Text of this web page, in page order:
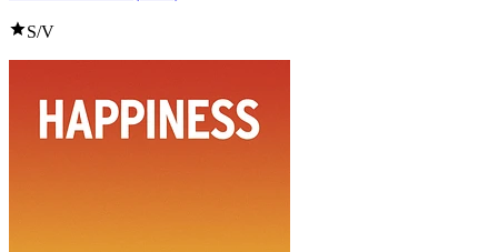
S/V